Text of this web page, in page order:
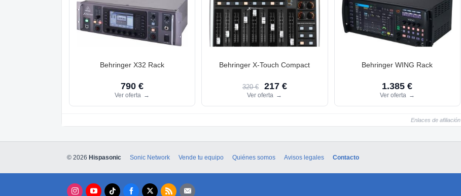
Behringer X32 Rack
790 €
Ver oferta →
Behringer X-Touch Compact
320 € 217 €
Ver oferta →
Behringer WING Rack
1.385 €
Ver oferta →
Enlaces de afiliación
© 2026 Hispasonic Sonic Network Vende tu equipo Quiénes somos Avisos legales Contacto